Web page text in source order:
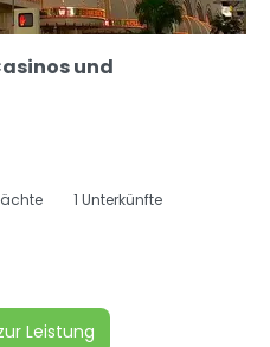
und
1 Unterkünfte
Leistung